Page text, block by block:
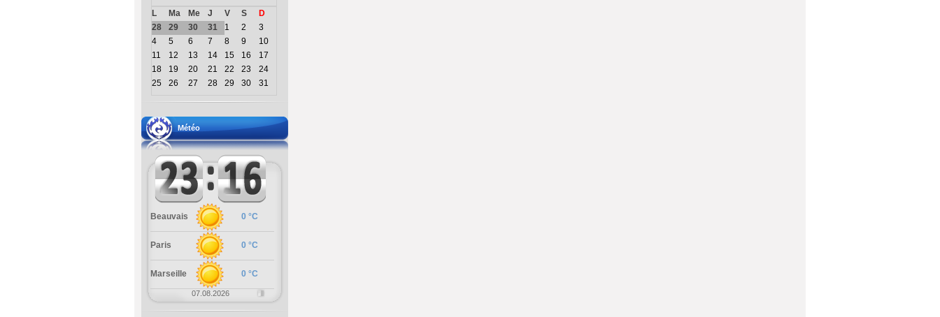
L Ma Me J V S
D
28
29 30 31 1 2
3
4
5 6 7 8 9
10
11
12 13 14 15 16
17
18
19 20 21 22 23
24
25
26 27 28 29 30 31
Météo
Beauvais 0 °C
Paris 0 °C
Marseille 0 °C
07.08.2026